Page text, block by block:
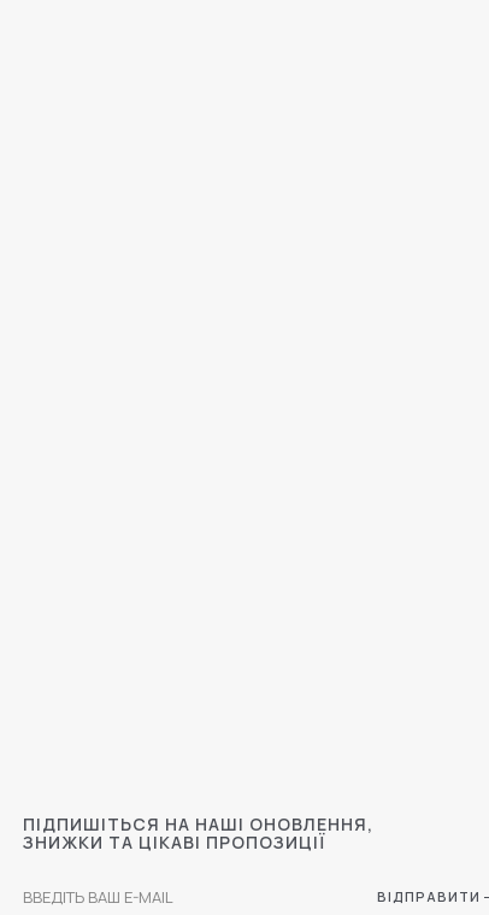
ВІДПРАВИТИ
ПІДПИШІТЬСЯ НА НАШІ ОНОВЛЕННЯ,
ЗНИЖКИ ТА ЦІКАВІ ПРОПОЗИЦІЇ